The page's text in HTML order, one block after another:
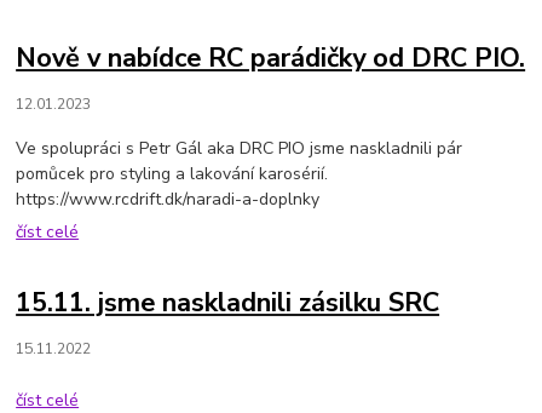
Nově v nabídce RC parádičky od DRC PIO.
12.01.2023
Ve spolupráci s Petr Gál aka DRC PIO jsme naskladnili pár
pomůcek pro styling a lakování karosérií.
https://www.rcdrift.dk/naradi-a-doplnky
číst celé
15.11. jsme naskladnili zásilku SRC
15.11.2022
číst celé